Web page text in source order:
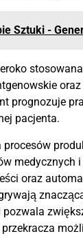
Sztuki -
prognozuje
pacjenta.
medycznych
oraz